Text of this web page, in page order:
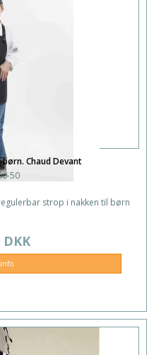
Chaud Devant
50
strop i nakken til børn
DKK